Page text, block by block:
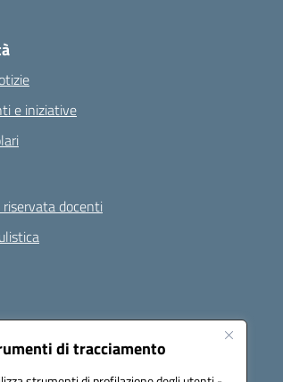
di tracciamento
e iniziative
docenti